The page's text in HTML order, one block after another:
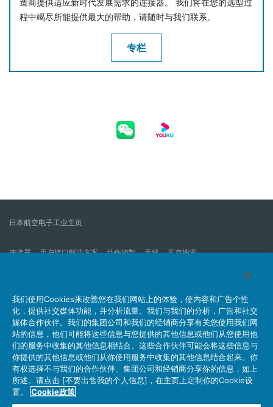
程中竭尽所能提供最大的帮助，请随时与我们联系。
专栏
日本航空电子工业主页
连接器 用户接口解决方案 动作控制 天线 库存搜索
我们的公司 企业社会责任 IR消息 公司新到信息列表
产品信息新的列表
网站地图
联系我们
个人信息保护方针 JAE Cookie政策
关于利用本网站
社交媒体官方账号运营方针
我们使用Cookies来改善您在我们网站上的体验，使内容和广告个性
化，提供社交媒体功能，并分析流量。我们与我们的分析，广告和社交
媒体合作伙伴。我们的集团公司和我们的经销商分享有关您使用我们网
站的信息，他们可能将这些信息与您提供的其他信息或他们从您使用他
们的服务中收集的其他信息相结合。这些合作伙伴可能会将这些信息与
你提供的其他信息或他们从你使用服务中收集的其他信息结合起来。你
有权选择不与我们的合作伙伴、集团公司和经销商分享你的信息，如上
所述。请点击 [不要出售我的个人信息]，在主页上定制你的Cookie设
置。
Cookie政策